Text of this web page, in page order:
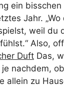
ein bisschen
Jahr. „Wo
weil du
Also,
Duft Das,
nachdem,
allein zu